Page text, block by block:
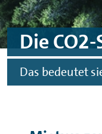
Die
Das bedeutet